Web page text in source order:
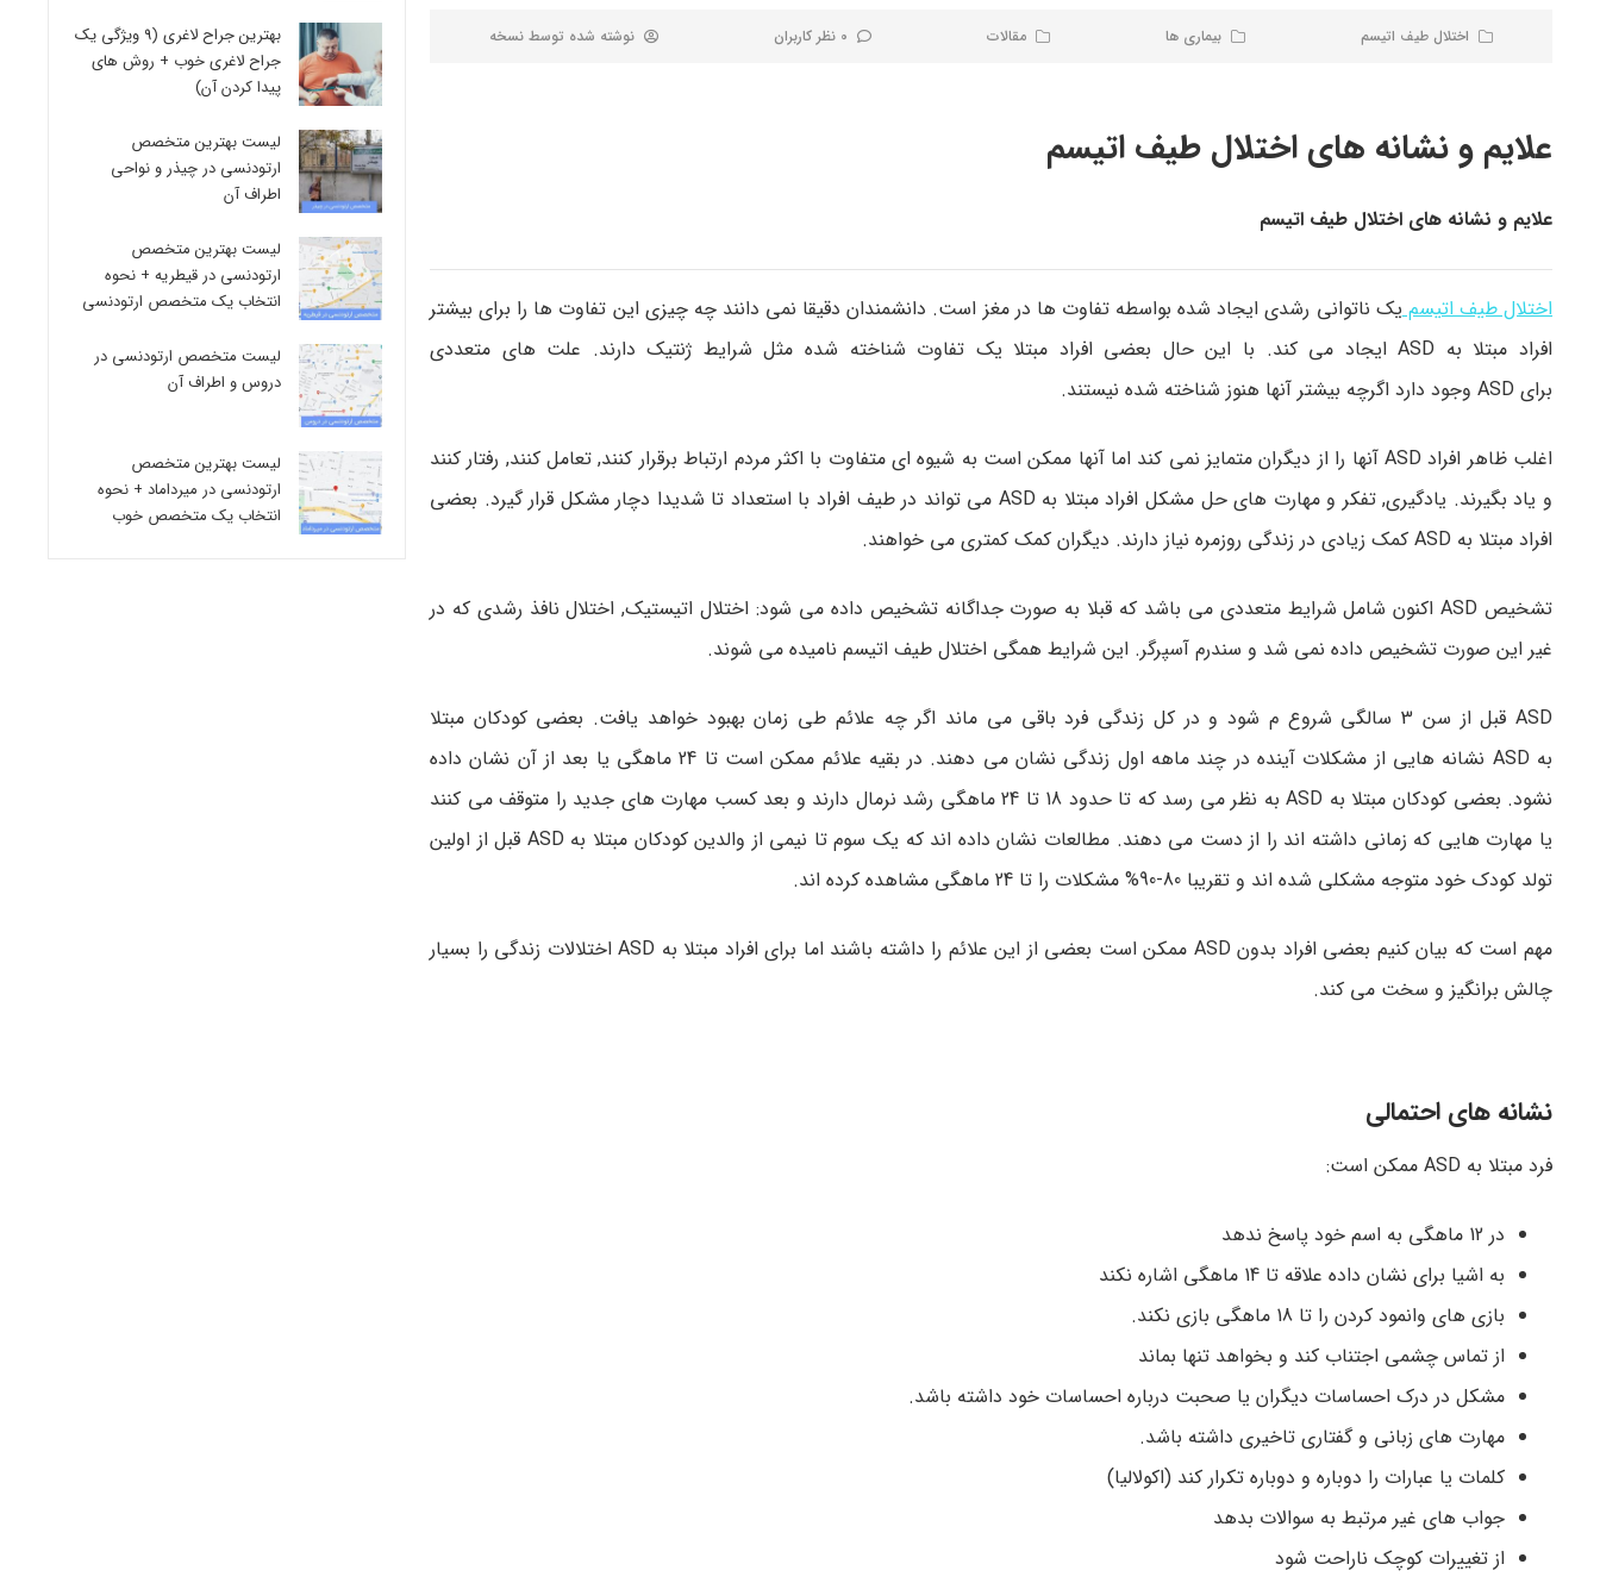
اختلال طیف اتیسم بیماری ها مقالات 0 نظر کاربران نوشته شده توسط نسخه
علایم و نشانه های اختلال طیف اتیسم
علایم و نشانه های اختلال طیف اتیسم
اختلال طیف اتیسمیک ناتوانی رشدی ایجاد شده بواسطه تفاوت ها در مغز است. دانشمندان دقیقا نمی دانند چه چیزی این تفاوت ها را برای بیشتر
افراد مبتلا به ASD ایجاد می کند. با این حال بعضی افراد مبتلا یک تفاوت شناخته شده مثل شرایط ژنتیک دارند. علت های متعددی
برای ASD وجود دارد اگرچه بیشتر آنها هنوز شناخته شده نیستند.
اغلب ظاهر افراد ASD آنها را از دیگران متمایز نمی کند اما آنها ممکن است به شیوه ای متفاوت با اکثر مردم ارتباط برقرار کنند, تعامل کنند, رفتار کنند
و یاد بگیرند. یادگیری, تفکر و مهارت های حل مشکل افراد مبتلا به ASD می تواند در طیف افراد با استعداد تا شدیدا دچار مشکل قرار گیرد. بعضی
افراد مبتلا به ASD کمک زیادی در زندگی روزمره نیاز دارند. دیگران کمک کمتری می خواهند.
تشخیص ASD اکنون شامل شرایط متعددی می باشد که قبلا به صورت جداگانه تشخیص داده می شود: اختلال اتیستیک, اختلال نافذ رشدی که در
غیر این صورت تشخیص داده نمی شد و سندرم آسپرگر. این شرایط همگی اختلال طیف اتیسم نامیده می شوند.
ASD قبل از سن 3 سالگی شروع م شود و در کل زندگی فرد باقی می ماند اگر چه علائم طی زمان بهبود خواهد یافت. بعضی کودکان مبتلا
به ASD نشانه هایی از مشکلات آینده در چند ماهه اول زندگی نشان می دهند. در بقیه علائم ممکن است تا 24 ماهگی یا بعد از آن نشان داده
نشود. بعضی کودکان مبتلا به ASD به نظر می رسد که تا حدود 18 تا 24 ماهگی رشد نرمال دارند و بعد کسب مهارت های جدید را متوقف می کنند
یا مهارت هایی که زمانی داشته اند را از دست می دهند. مطالعات نشان داده اند که یک سوم تا نیمی از والدین کودکان مبتلا به ASD قبل از اولین
تولد کودک خود متوجه مشکلی شده اند و تقریبا 80-90% مشکلات را تا 24 ماهگی مشاهده کرده اند.
مهم است که بیان کنیم بعضی افراد بدون ASD ممکن است بعضی از این علائم را داشته باشند اما برای افراد مبتلا به ASD اختلالات زندگی را بسیار
چالش برانگیز و سخت می کند.
نشانه های احتمالی
فرد مبتلا به ASD ممکن است:
در 12 ماهگی به اسم خود پاسخ ندهد
به اشیا برای نشان داده علاقه تا 14 ماهگی اشاره نکند
بازی های وانمود کردن را تا 18 ماهگی بازی نکند.
از تماس چشمی اجتناب کند و بخواهد تنها بماند
مشکل در درک احساسات دیگران یا صحبت درباره احساسات خود داشته باشد.
مهارت های زبانی و گفتاری تاخیری داشته باشد.
کلمات یا عبارات را دوباره و دوباره تکرار کند (اکولالیا)
جواب های غیر مرتبط به سوالات بدهد
از تغییرات کوچک ناراحت شود
بهترین جراح لاغری (9 ویژگی یک
جراح لاغری خوب + روش های
پیدا کردن آن)
لیست بهترین متخصص
ارتودنسی در چیذر و نواحی
اطراف آن
لیست بهترین متخصص
ارتودنسی در قیطریه + نحوه
انتخاب یک متخصص ارتودنسی
لیست متخصص ارتودنسی در
دروس و اطراف آن
لیست بهترین متخصص
ارتودنسی در میرداماد + نحوه
انتخاب یک متخصص خوب